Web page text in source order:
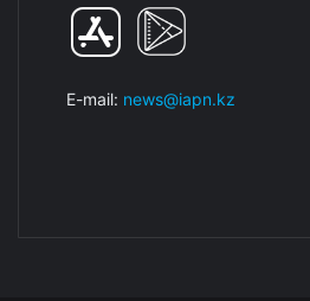
E-mail: news@iapn.kz